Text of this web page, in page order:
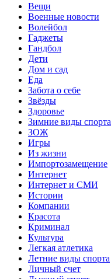
Вещи
Военные новости
Волейбол
Гаджеты
Гандбол
Дети
Дом и сад
Еда
Забота о себе
Звёзды
Здоровье
Зимние виды спорта
ЗОЖ
Игры
Из жизни
Импортозамещение
Интернет
Интернет и СМИ
Истории
Компании
Красота
Криминал
Культура
Легкая атлетика
Летние виды спорта
Личный счет